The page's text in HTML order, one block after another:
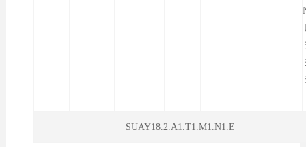
SUAY18.2.A1.T1.M1.N1.E